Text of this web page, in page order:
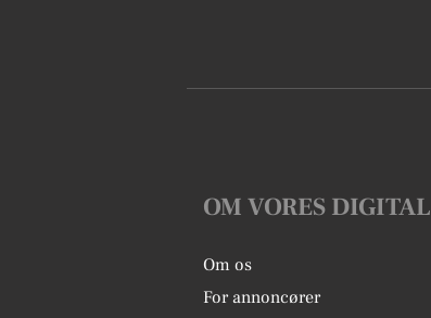
OM VORES DIGITAL
Om os
For annoncører